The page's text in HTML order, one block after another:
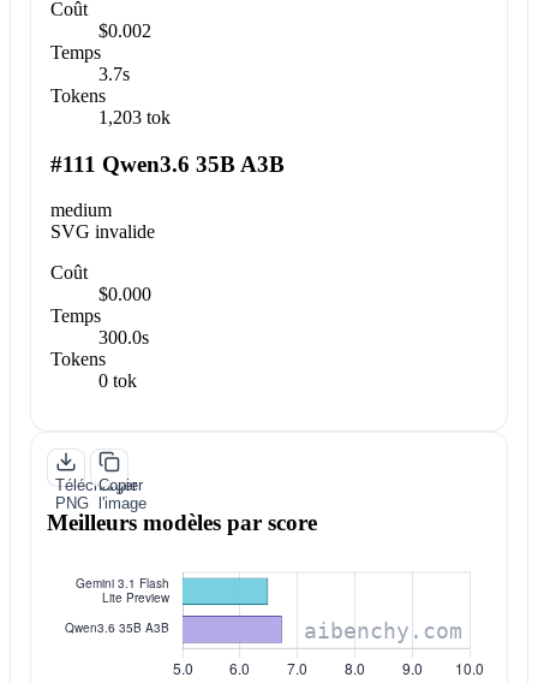
Coût
$0.002
Temps
3.7s
Tokens
1,203 tok
#111 Qwen3.6 35B A3B
medium
SVG invalide
Coût
$0.000
Temps
300.0s
Tokens
0 tok
Télécharger
PNG
Copier
l'image
Meilleurs modèles par score